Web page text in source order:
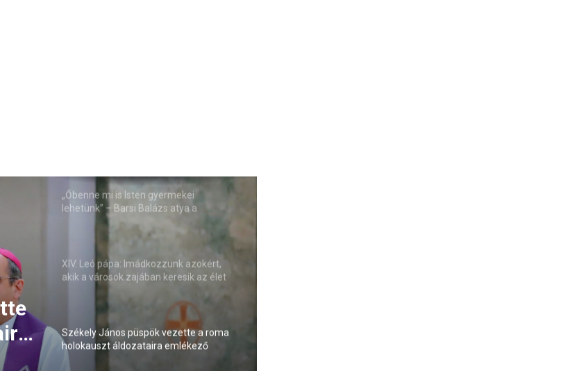
„Őbenne mi is Isten gyermekei
lehetünk” – Barsi Balázs atya a
Miatyánkról
XIV. Leó pápa: Imádkozzunk azokért,
akik a városok zajában keresik az élet
Székely János püspök vezette a roma
holokauszt áldozataira emlékező
imaórát